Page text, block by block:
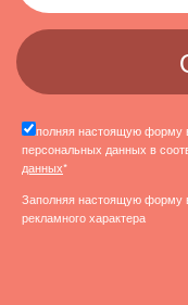
Заполняя настоящую форму
персональных данных в
данных*
Заполняя настоящую форму
рекламного характера